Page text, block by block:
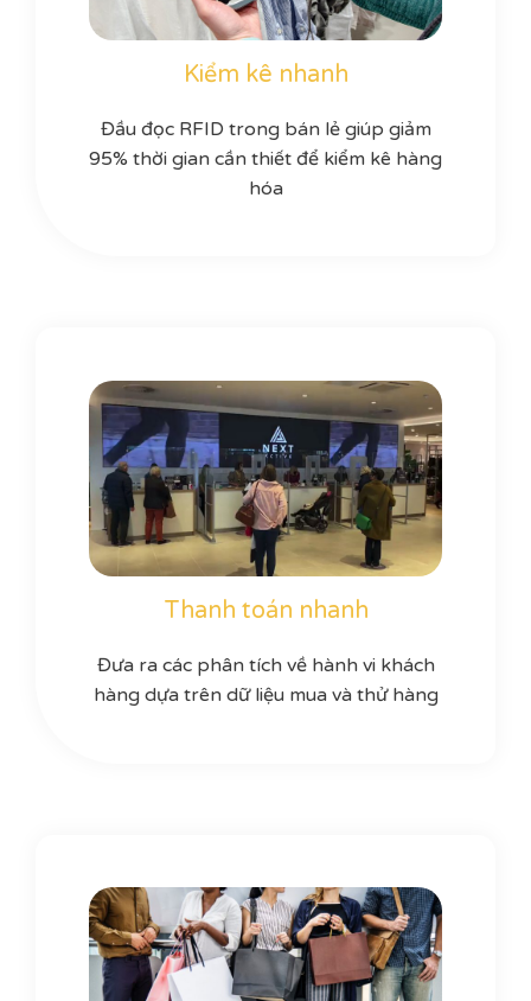
Kiểm kê nhanh
Đầu đọc RFID trong bán lẻ giúp giảm
95% thời gian cần thiết để kiểm kê hàng
hóa
Thanh toán nhanh
Đưa ra các phân tích về hành vi khách
hàng dựa trên dữ liệu mua và thử hàng